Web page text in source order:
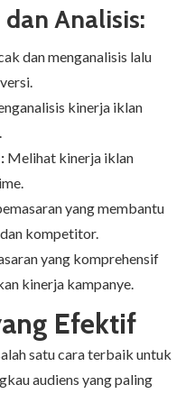
Analisis:
dan menganalisis lalu
kinerja iklan
Melihat kinerja iklan
yang membantu
kompetitor.
yang komprehensif
kinerja kampanye.
Efektif
satu cara terbaik untuk
audiens yang paling